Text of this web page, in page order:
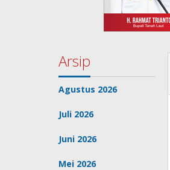
Arsip
Agustus 2026
Juli 2026
Juni 2026
Mei 2026